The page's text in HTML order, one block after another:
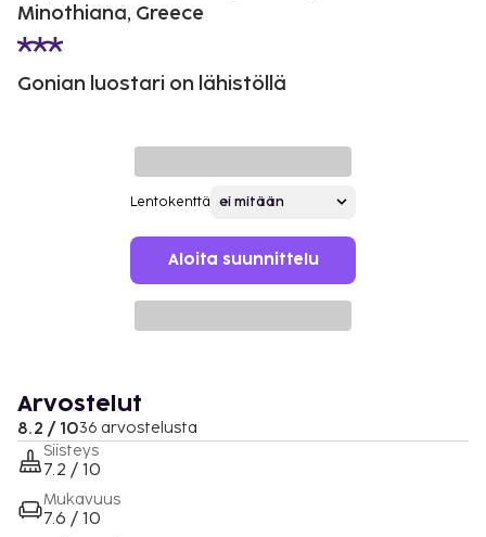
Minothiana, Greece
Gonian luostari on lähistöllä
Lentokenttä
Aloita suunnittelu
Arvostelut
8.2 / 1036 arvostelusta
Siisteys
7.2 / 10
Mukavuus
7.6 / 10